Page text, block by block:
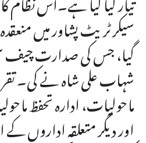
سیکرٹریٹ پشاور میں
گیا، جس کی صدارت چیف
شہاب علی شاہ نے کی۔
ماحولیات، ادارہ تحفظ
اور دیگر متعلقہ اداروں